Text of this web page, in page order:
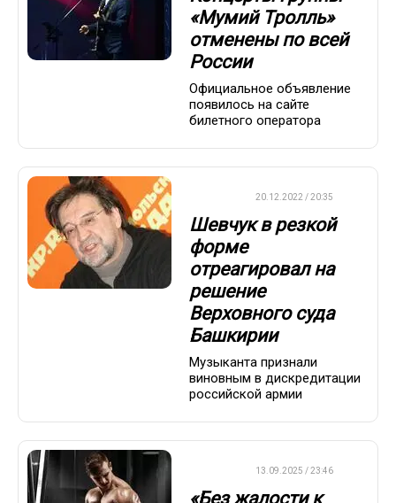
«Мумий Тролль»
отменены по всей
России
Официальное объявление
появилось на сайте
билетного оператора
20.12.2022 / 20:35
Шевчук в резкой
форме
отреагировал на
решение
Верховного суда
Башкирии
Музыканта признали
виновным в дискредитации
российской армии
13.09.2025 / 23:46
«Без жалости к